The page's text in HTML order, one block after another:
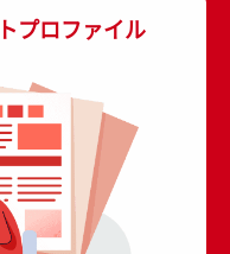
プロファイル